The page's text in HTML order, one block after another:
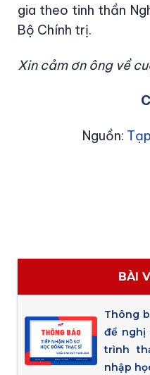
gia theo tinh thần
Bộ Chính trị.
Xin cảm ơn ông về
Nguồn:
BÀI
Thông
đề nghị
trình
nhập